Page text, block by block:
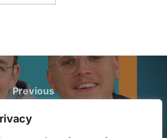
Previous
Previous
zwischen